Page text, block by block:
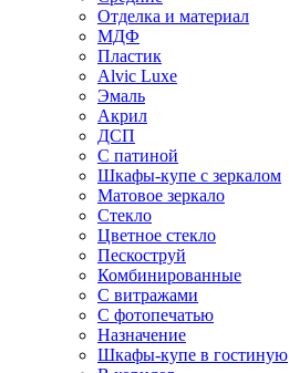
Отделка и материал
МДФ
Пластик
Alvic Luxe
Эмаль
Акрил
ДСП
С патиной
Шкафы-купе с зеркалом
Матовое зеркало
Стекло
Цветное стекло
Пескоструй
Комбинированные
С витражами
С фотопечатью
Назначение
Шкафы-купе в гостиную